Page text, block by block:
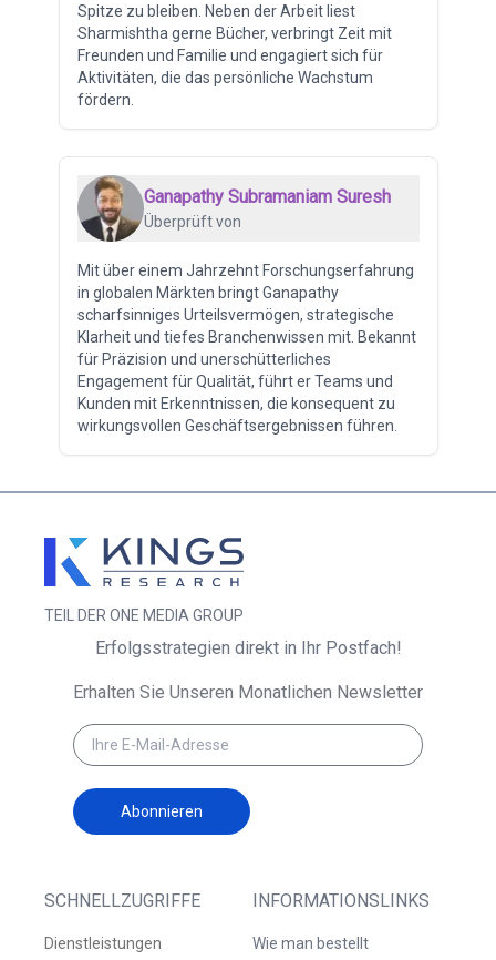
Spitze zu bleiben. Neben der Arbeit liest
Sharmishtha gerne Bücher, verbringt Zeit mit
Freunden und Familie und engagiert sich für
Aktivitäten, die das persönliche Wachstum
fördern.
Ganapathy Subramaniam Suresh
Überprüft von
Mit über einem Jahrzehnt Forschungserfahrung
in globalen Märkten bringt Ganapathy
scharfsinniges Urteilsvermögen, strategische
Klarheit und tiefes Branchenwissen mit. Bekannt
für Präzision und unerschütterliches
Engagement für Qualität, führt er Teams und
Kunden mit Erkenntnissen, die konsequent zu
wirkungsvollen Geschäftsergebnissen führen.
TEIL DER ONE MEDIA GROUP
SCHNELLZUGRIFFE
Dienstleistungen
INFORMATIONSLINKS
Wie man bestellt
Erfolgsstrategien direkt in Ihr Postfach!
Erhalten Sie Unseren Monatlichen Newsletter
Abonnieren